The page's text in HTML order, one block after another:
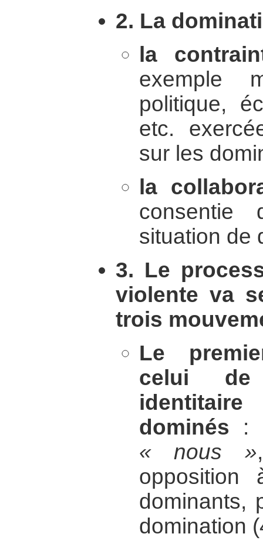
2. La
la
exemple
politique,
etc.
sur les
la
situation de
3. Le
violente va
trois
Le
celui de
dominés :
« nous »
dominants,
domination